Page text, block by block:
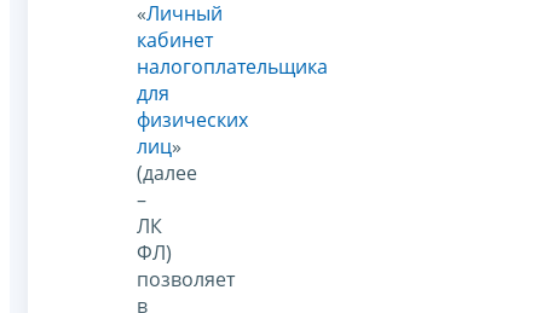
«Личный
кабинет
налогоплательщика
для
физических
лиц»
(далее
–
ЛК
ФЛ)
позволяет
в